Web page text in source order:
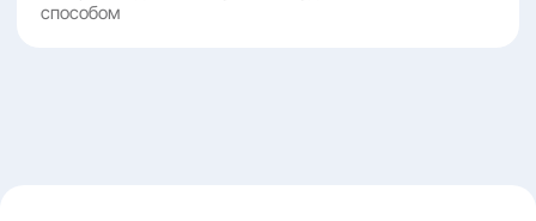
способом